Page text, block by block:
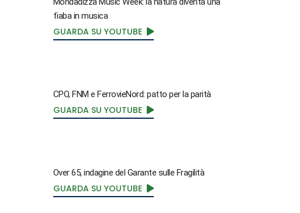
fiaba in musica
GUARDA SU YOUTUBE
CPO, FNM e FerrovieNord: patto per la parità
GUARDA SU YOUTUBE
Over 65, indagine del Garante sulle Fragilità
GUARDA SU YOUTUBE